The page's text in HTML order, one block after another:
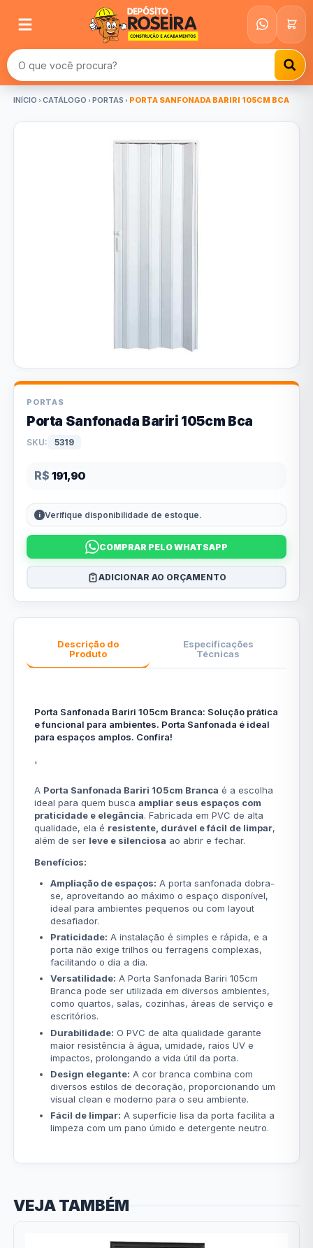
Buscar produtos
INÍCIO CATÁLOGO PORTAS PORTA SANFONADA BARIRI 105CM BCA
PORTAS
Porta Sanfonada Bariri 105cm Bca
SKU: 5319
R$ 191,90
Verifique disponibilidade de estoque.
COMPRAR PELO WHATSAPP
ADICIONAR AO ORÇAMENTO
Descrição do
Produto
Especificações
Técnicas
Porta Sanfonada Bariri 105cm Branca: Solução prática
e funcional para ambientes. Porta Sanfonada é ideal
para espaços amplos. Confira!
'
A Porta Sanfonada Bariri 105cm Branca é a escolha
ideal para quem busca ampliar seus espaços com
praticidade e elegância. Fabricada em PVC de alta
qualidade, ela é resistente, durável e fácil de limpar,
além de ser leve e silenciosa ao abrir e fechar.
Benefícios:
Ampliação de espaços: A porta sanfonada dobra-
se, aproveitando ao máximo o espaço disponível,
ideal para ambientes pequenos ou com layout
desafiador.
Praticidade: A instalação é simples e rápida, e a
porta não exige trilhos ou ferragens complexas,
facilitando o dia a dia.
Versatilidade: A Porta Sanfonada Bariri 105cm
Branca pode ser utilizada em diversos ambientes,
como quartos, salas, cozinhas, áreas de serviço e
escritórios.
Durabilidade: O PVC de alta qualidade garante
maior resistência à água, umidade, raios UV e
impactos, prolongando a vida útil da porta.
Design elegante: A cor branca combina com
diversos estilos de decoração, proporcionando um
visual clean e moderno para o seu ambiente.
Fácil de limpar: A superfície lisa da porta facilita a
limpeza com um pano úmido e detergente neutro.
VEJA TAMBÉM